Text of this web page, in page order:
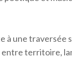
à une
territoire,